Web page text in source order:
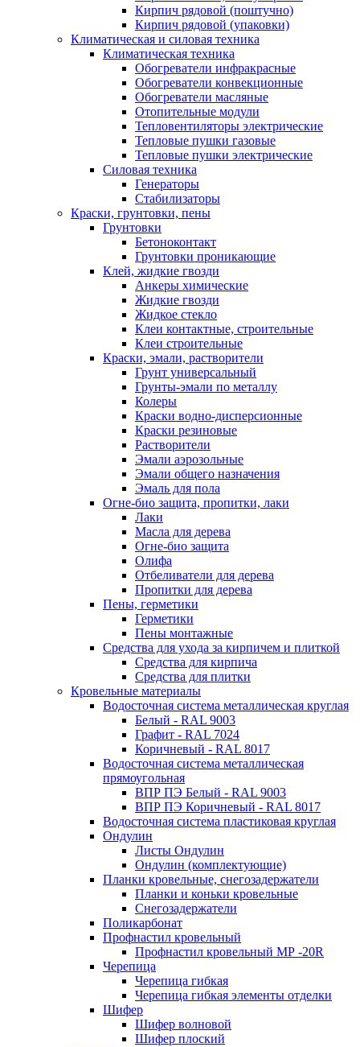
Кирпич рядовой (поштучно)
Кирпич рядовой (упаковки)
Климатическая и силовая техника
Климатическая техника
Обогреватели инфракрасные
Обогреватели конвекционные
Обогреватели масляные
Отопительные модули
Тепловентиляторы электрические
Тепловые пушки газовые
Тепловые пушки электрические
Силовая техника
Генераторы
Стабилизаторы
Краски, грунтовки, пены
Грунтовки
Бетоноконтакт
Грунтовки проникающие
Клей, жидкие гвозди
Анкеры химические
Жидкие гвозди
Жидкое стекло
Клеи контактные, строительные
Клеи строительные
Краски, эмали, растворители
Грунт универсальный
Грунты-эмали по металлу
Колеры
Краски водно-дисперсионные
Краски резиновые
Растворители
Эмали аэрозольные
Эмали общего назначения
Эмаль для пола
Огне-био защита, пропитки, лаки
Лаки
Масла для дерева
Огне-био защита
Олифа
Отбеливатели для дерева
Пропитки для дерева
Пены, герметики
Герметики
Пены монтажные
Средства для ухода за кирпичем и плиткой
Средства для кирпича
Средства для плитки
Кровельные материалы
Водосточная система металлическая круглая
Белый - RAL 9003
Графит - RAL 7024
Коричневый - RAL 8017
Водосточная система металлическая
прямоугольная
ВПР ПЭ Белый - RAL 9003
ВПР ПЭ Коричневый - RAL 8017
Водосточная система пластиковая круглая
Ондулин
Листы Ондулин
Ондулин (комплектующие)
Планки кровельные, снегозадержатели
Планки и коньки кровельные
Снегозадержатели
Поликарбонат
Профнастил кровельный
Профнастил кровельный МР -20R
Черепица
Черепица гибкая
Черепица гибкая элементы отделки
Шифер
Шифер волновой
Шифер плоский